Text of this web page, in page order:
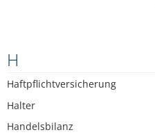
H
Haftpflichtversicherung
Halter
Handelsbilanz